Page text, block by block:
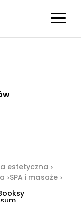
estetyczna
SPA i masaże